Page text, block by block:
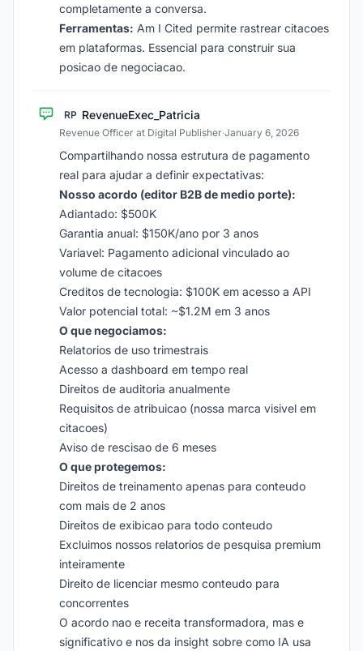
completamente a conversa.
Ferramentas: Am I Cited permite rastrear citacoes
em plataformas. Essencial para construir sua
posicao de negociacao.
RP RevenueExec_Patricia
Revenue Officer at Digital Publisher·January 6, 2026
Compartilhando nossa estrutura de pagamento
real para ajudar a definir expectativas:
Nosso acordo (editor B2B de medio porte):
Adiantado: $500K
Garantia anual: $150K/ano por 3 anos
Variavel: Pagamento adicional vinculado ao
volume de citacoes
Creditos de tecnologia: $100K em acesso a API
Valor potencial total: ~$1.2M em 3 anos
O que negociamos:
Relatorios de uso trimestrais
Acesso a dashboard em tempo real
Direitos de auditoria anualmente
Requisitos de atribuicao (nossa marca visivel em
citacoes)
Aviso de rescisao de 6 meses
O que protegemos:
Direitos de treinamento apenas para conteudo
com mais de 2 anos
Direitos de exibicao para todo conteudo
Excluimos nossos relatorios de pesquisa premium
inteiramente
Direito de licenciar mesmo conteudo para
concorrentes
O acordo nao e receita transformadora, mas e
significativo e nos da insight sobre como IA usa